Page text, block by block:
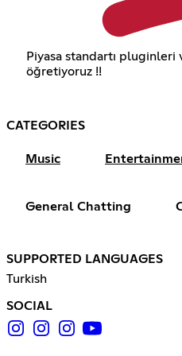
Piyasa standartı pluginleri
öğretiyoruz !!
CATEGORIES
Music
General Chatting
SUPPORTED LANGUAGES
Turkish
SOCIAL